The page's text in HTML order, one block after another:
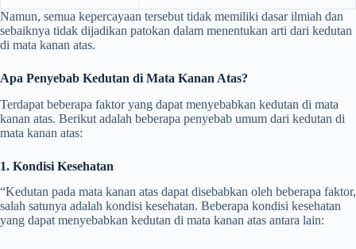
Namun, semua kepercayaan tersebut tidak memiliki dasar ilmiah dan
sebaiknya tidak dijadikan patokan dalam menentukan arti dari kedutan
di mata kanan atas.
Apa Penyebab Kedutan di Mata Kanan Atas?
Terdapat beberapa faktor yang dapat menyebabkan kedutan di mata
kanan atas. Berikut adalah beberapa penyebab umum dari kedutan di
mata kanan atas:
1. Kondisi Kesehatan
“Kedutan pada mata kanan atas dapat disebabkan oleh beberapa faktor,
salah satunya adalah kondisi kesehatan. Beberapa kondisi kesehatan
yang dapat menyebabkan kedutan di mata kanan atas antara lain: